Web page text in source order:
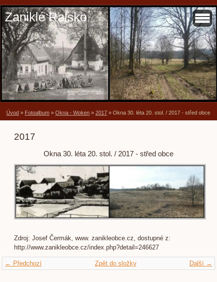
Zaniklé Ralsko
Úvod » Fotoalbum » Okna - Woken » 2017 » Okna 30. léta 20. stol. / 2017 - střed obce
2017
Okna 30. léta 20. stol. / 2017 - střed obce
Zdroj: Josef Čermák, www. zanikleobce.cz, dostupné z:
http://www.zanikleobce.cz/index.php?detail=246627
← Předchozí Další →
Zpět do složky